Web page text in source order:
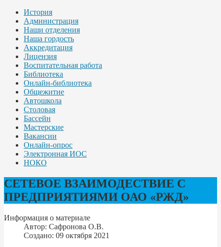
История
Администрация
Наши отделения
Наша гордость
Аккредитация
Лицензия
Воспитательная работа
Библиотека
Онлайн-библиотека
Общежитие
Автошкола
Столовая
Бассейн
Мастерские
Вакансии
Онлайн-опрос
Электронная ИОС
НОКО
СЕТЕВОЕ ВЗАИМОДЕСТВИЕ С
ПРЕДПРИЯТИЯМИ ОАО «РЖД»
Информация о материале
Автор: Сафронова О.В.
Создано: 09 октября 2021